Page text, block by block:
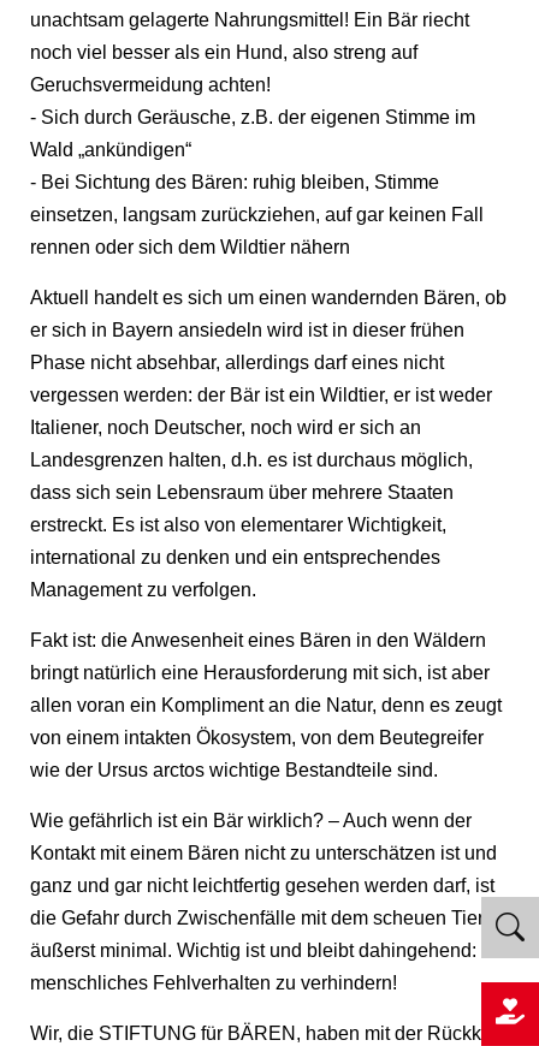
unachtsam gelagerte Nahrungsmittel! Ein Bär riecht
noch viel besser als ein Hund, also streng auf
Geruchsvermeidung achten!
- Sich durch Geräusche, z.B. der eigenen Stimme im
Wald „ankündigen“
- Bei Sichtung des Bären: ruhig bleiben, Stimme
einsetzen, langsam zurückziehen, auf gar keinen Fall
rennen oder sich dem Wildtier nähern
Aktuell handelt es sich um einen wandernden Bären, ob
er sich in Bayern ansiedeln wird ist in dieser frühen
Phase nicht absehbar, allerdings darf eines nicht
vergessen werden: der Bär ist ein Wildtier, er ist weder
Italiener, noch Deutscher, noch wird er sich an
Landesgrenzen halten, d.h. es ist durchaus möglich,
dass sich sein Lebensraum über mehrere Staaten
erstreckt. Es ist also von elementarer Wichtigkeit,
international zu denken und ein entsprechendes
Management zu verfolgen.
Fakt ist: die Anwesenheit eines Bären in den Wäldern
bringt natürlich eine Herausforderung mit sich, ist aber
allen voran ein Kompliment an die Natur, denn es zeugt
von einem intakten Ökosystem, von dem Beutegreifer
wie der Ursus arctos wichtige Bestandteile sind.
Wie gefährlich ist ein Bär wirklich? – Auch wenn der
Kontakt mit einem Bären nicht zu unterschätzen ist und
ganz und gar nicht leichtfertig gesehen werden darf, ist
die Gefahr durch Zwischenfälle mit dem scheuen Tier
äußerst minimal. Wichtig ist und bleibt dahingehend:
menschliches Fehlverhalten zu verhindern!
Wir, die STIFTUNG für BÄREN, haben mit der Rückkehr